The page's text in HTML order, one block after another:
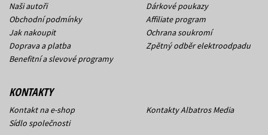
Naši autoři
Obchodní podmínky
Jak nakoupit
Doprava a platba
Benefitní a slevové programy
Dárkové poukazy
Affiliate program
Ochrana soukromí
Zpětný odběr elektroodpadu
KONTAKTY
Kontakt na e-shop
Sídlo společnosti
Kontakty Albatros Media